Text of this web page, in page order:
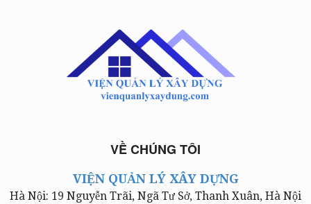
VỀ CHÚNG TÔI
VIỆN QUẢN LÝ XÂY DỰNG
Hà Nội: 19 Nguyễn Trãi, Ngã Tư Sở, Thanh Xuân, Hà Nội